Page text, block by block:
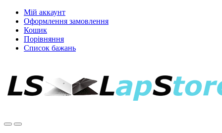
Мій аккаунт
Оформлення замовлення
Кошик
Порівняння
Список бажань